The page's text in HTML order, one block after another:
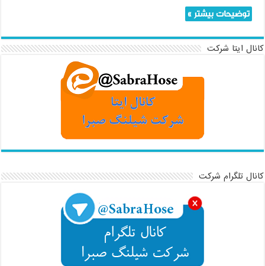
توضیحات بیشتر »
کانال ایتا شرکت
کانال تلگرام شرکت